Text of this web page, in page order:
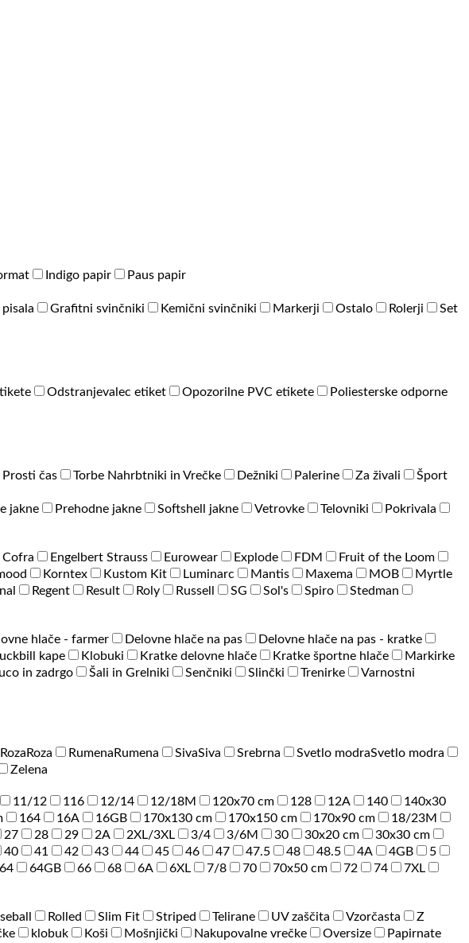
Indigo papir
Paus papir
Grafitni svinčniki Kemični svinčniki Markerji Ostalo Rolerji
Set
Odstranjevalec etiket Opozorilne PVC etikete
Poliesterske odporne
Prosti čas Torbe Nahrbtniki in Vrečke Dežniki Palerine Za živali
Šport
jakne Prehodne jakne Softshell jakne Vetrovke Telovniki
Pokrivala
Cofra Engelbert Strauss Eurowear Explode FDM
Fruit of the Loom
Korntex Kustom Kit Luminarc Mantis Maxema MOB
Myrtle
Regent Result Roly Russell SG Sol's Spiro
Stedman
hlače - farmer Delovne hlače na pas
Delovne hlače na pas - kratke
kape Klobuki Kratke delovne hlače Kratke športne hlače
Markirke
in zadrgo Šali in Grelniki Senčniki Slinčki Trenirke
Varnostni
Roza Roza Rumena Rumena SivaSiva Srebrna Svetlo modraSvetlo modra
Zelena
11/12 116 12/14 12/18M 120x70 cm 128 12A 140
140x30
164 16A 16GB 170x130 cm 170x150 cm 170x90 cm
18/23M
27 28 29 2A 2XL/3XL 3/4 3/6M 30 30x20 cm
30x30 cm
40 41 42 43 44 45 46 47 47.5 48 48.5 4A 4GB
5
64 64GB 66 68 6A 6XL 7/8 70 70x50 cm 72 74
7XL
Rolled Slim Fit Striped Telirane UV zaščita Vzorčasta
Z
klobuk Koši Mošnjički Nakupovalne vrečke Oversize
Papirnate